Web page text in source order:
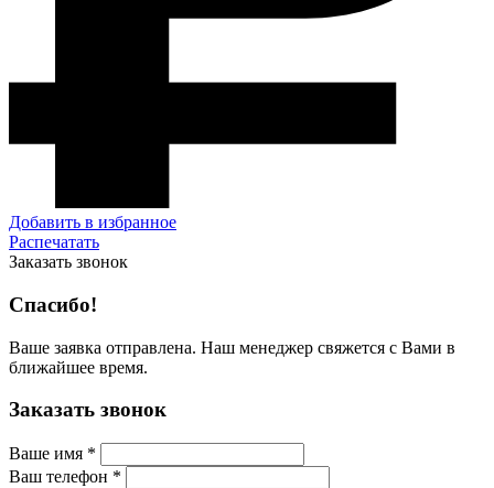
Добавить в избранное
Распечатать
Заказать звонок
Спасибо!
Ваше заявка отправлена. Наш менеджер свяжется с Вами в
ближайшее время.
Заказать звонок
Ваше имя *
Ваш телефон *